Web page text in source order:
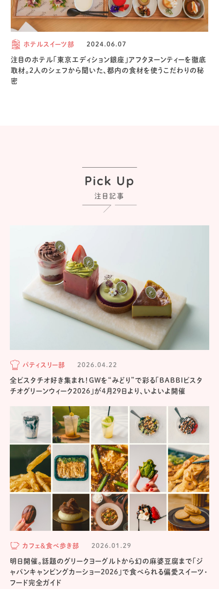
ホテルスイーツ部 2024.06.07
注目のホテル「東京エディション銀座」アフタヌーンティーを徹底
取材。2人のシェフから聞いた、都内の食材を使うこだわりの秘
密
Pick Up
注目記事
パティスリー部 2026.04.22
全ピスタチオ好き集まれ！GWを“みどり”で彩る「BABBIピスタ
チオグリーンウィーク2026」が4月29日より、いよいよ開催
カフェ＆食べ歩き部 2026.01.29
明日開催。話題のグリークヨーグルトから幻の麻婆豆腐まで「ジ
ャパンキャンピングカーショー2026」で食べられる偏愛スイーツ・
フード完全ガイド